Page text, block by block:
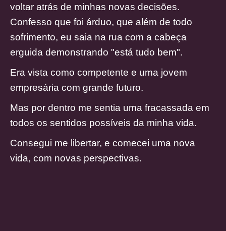
voltar atrás de minhas novas decisões.
Confesso que foi árduo, que além de todo
sofrimento, eu saia na rua com a cabeça
erguida demonstrando "está tudo bem".
Era vista como competente e uma jovem
empresária com grande futuro.
Mas por dentro me sentia uma fracassada em
todos os sentidos possíveis da minha vida.
Consegui me libertar, e comecei uma nova
vida, com novas perspectivas.